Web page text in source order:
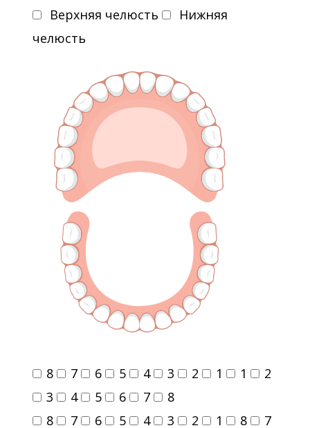
Верхняя челюсть
Нижняя
челюсть
8 7 6 5 4 3 2 1 1
2
3
4 5 6 7
8
8
7 6 5 4 3 2 1 8 7